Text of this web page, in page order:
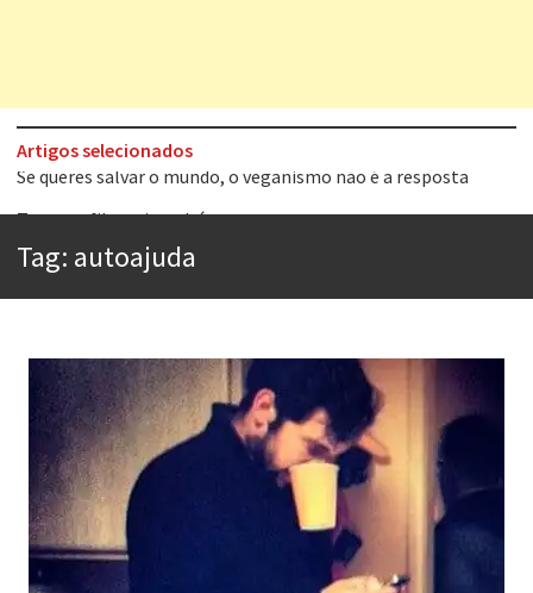
Artigos selecionados
Tem que filmar isso daí
Aprender a fracassar é o segredo do sucesso
Esse tal de Rock Gaúcho
Os causos de Jorge Luis Borges
Voto obrigatório é correto?
Se queres salvar o mundo, o veganismo não é a resposta
Tag: autoajuda